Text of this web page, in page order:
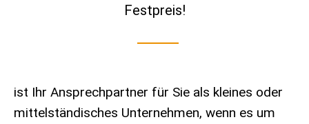
Festpreis!
ist Ihr Ansprechpartner für Sie als kleines oder
mittelständisches Unternehmen, wenn es um